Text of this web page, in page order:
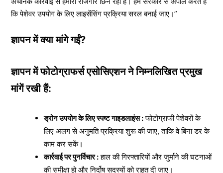
कि पेशेवर उपयोग के लिए लाइसेंसिंग प्रक्रिया सरल बनाई जाए।”
ज्ञापन में क्या मांगे गईं?
ज्ञापन में फोटोग्राफर्स एसोसिएशन ने निम्नलिखित प्रमुख
मांगें रखी हैं:
ड्रोन उपयोग के लिए स्पष्ट गाइडलाइंस :फोटोग्राफी पेशेवरों के
लिए अलग से अनुमति प्रक्रिया शुरू की जाए, ताकि वे बिना डर के
काम कर सकें।
कार्रवाई पर पुनर्विचार :हाल की गिरफ्तारियों और जुर्माने की घटनाओं
की समीक्षा हो और निर्दोष सदस्यों को राहत दी जाए।